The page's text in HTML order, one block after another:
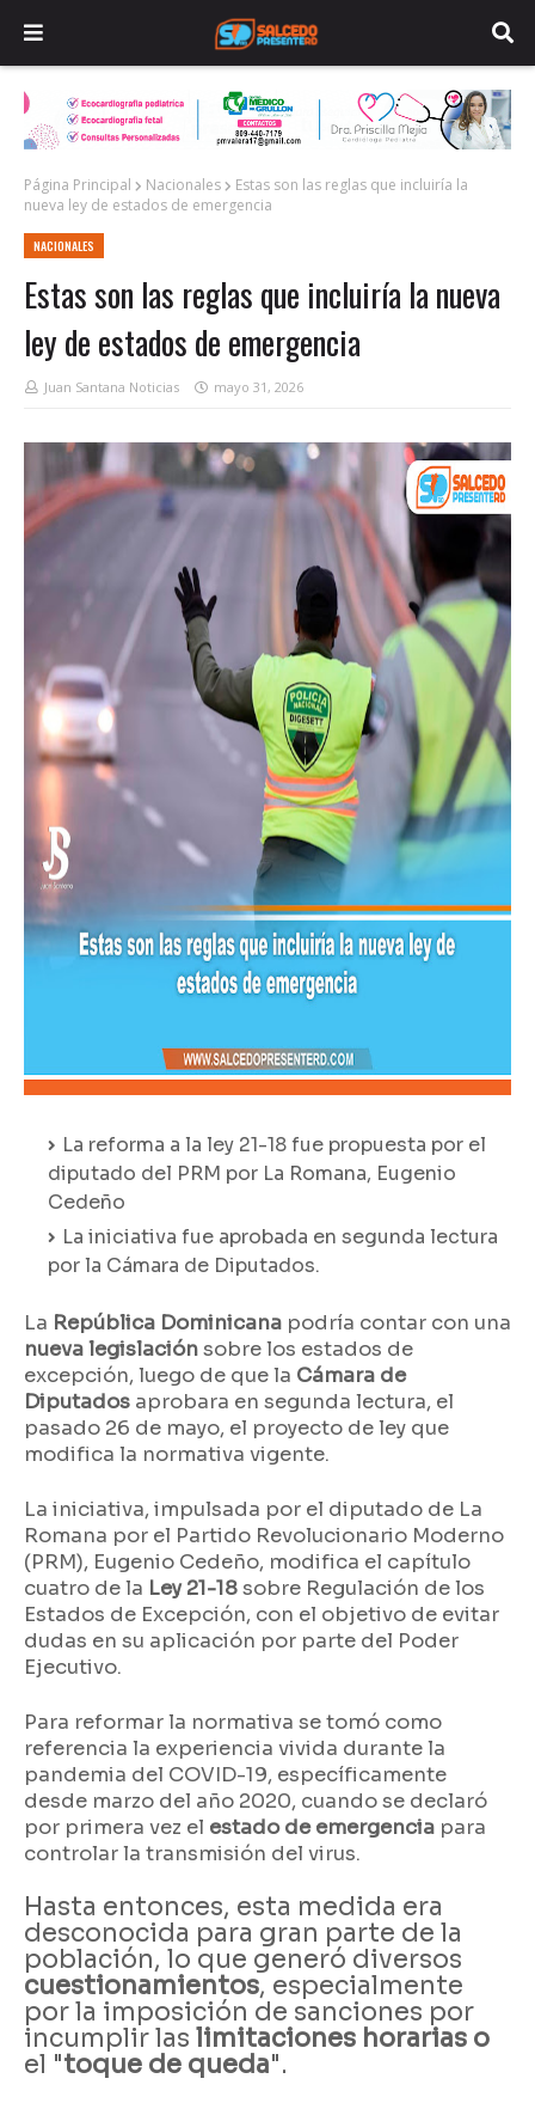
Página Principal Nacionales
Estas son las reglas que incluiría la
nueva ley de estados de emergencia
NACIONALES
Estas son las reglas que incluiría la nueva
ley de estados de emergencia
Juan Santana Noticias mayo 31, 2026
La reforma a la ley 21-18 fue propuesta por el
diputado del PRM por La Romana, Eugenio
Cedeño
La iniciativa fue aprobada en segunda lectura
por la Cámara de Diputados.
La República Dominicana podría contar con una
nueva legislaciónsobre los estados de
excepción, luego de que la Cámara de
Diputados aprobara en segunda lectura, el
pasado 26 de mayo, el proyecto de ley que
modifica la normativa vigente.
La iniciativa, impulsada por el diputado de La
Romana por el Partido Revolucionario Moderno
(PRM), Eugenio Cedeño, modifica el capítulo
cuatro de la Ley 21-18sobre Regulación de los
Estados de Excepción, con el objetivo de evitar
dudas en su aplicación por parte del Poder
Ejecutivo.
Para reformar la normativa se tomó como
referencia la experiencia vivida durante la
pandemia del COVID-19, específicamente
desde marzo del año 2020, cuando se declaró
por primera vez el estado de emergencia para
controlar la transmisión del virus.
Hasta entonces, esta medida era
desconocida para gran parte de la
población, lo que generó diversos
cuestionamientos, especialmente
por la imposición de sanciones por
incumplir las limitaciones horarias o
el "toque de queda".